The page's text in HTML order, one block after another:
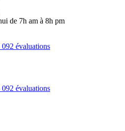
de 7h am à 8h pm
092 évaluations
092 évaluations